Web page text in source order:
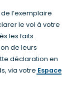
l’exemplaire
le vol à votre
les faits.
de leurs
déclaration en
via votre Espace